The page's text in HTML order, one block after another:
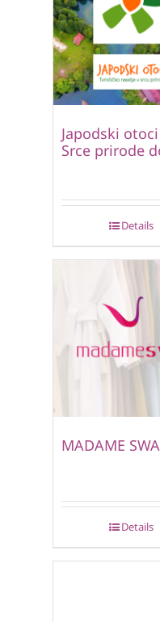
Japodski
Srce prirode
Details
MADAME
Details